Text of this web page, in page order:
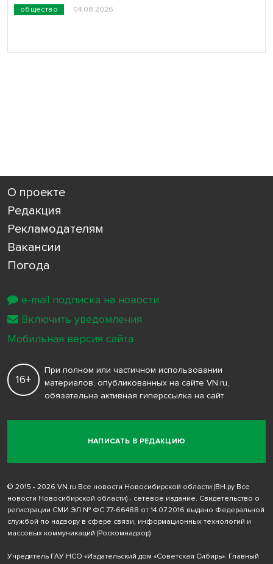
общество 04.08.2026
О проекте
Редакция
Рекламодателям
Вакансии
Погода
НАПИСАТЬ В РЕДАКЦИЮ
16+
При полном или частичном использовании
материалов, опубликованных на сайте VN.ru,
обязательна активная гиперссылка на сайт
© 2015 - 2026 VN.ru Все новости Новосибирской области (ВН.ру Все
новости Новосибирской области) - сетевое издание. Свидетельство о
регистрации СМИ ЭЛ № ФС 77-66488 от 14.07.2016 выдано Федеральной
службой по надзору в сфере связи, информационных технологий и
массовых коммуникаций (Роскомнадзор)
Учредитель ГАУ НСО «Издательский дом «Советская Сибирь». Главный
e-mail подписка на новости
Включить уведомления
Мобильная версия сайта